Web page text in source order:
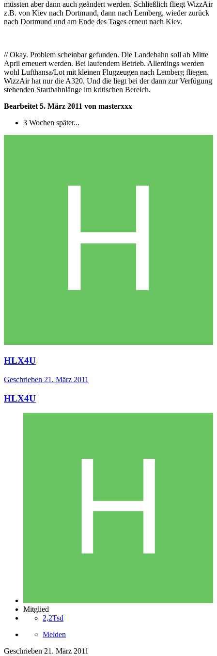
müssten aber dann auch geändert werden. Schließlich fliegt WizzAir
z.B. von Kiev nach Dortmund, dann nach Lemberg, wieder zurück
nach Dortmund und am Ende des Tages erneut nach Kiev.
// Okay. Problem scheinbar gefunden. Die Landebahn soll ab Mitte
April erneuert werden. Bei laufendem Betrieb. Allerdings werden
wohl Lufthansa/Lot mit kleinen Flugzeugen nach Lemberg fliegen.
WizzAir hat nur die A320. Und die liegt bei der dann zur Verfügung
stehenden Startbahnlänge im kritischen Bereich.
Bearbeitet 5. März 2011 von masterxxx
3 Wochen später...
HLX4U
Geschrieben 21. März 2011
HLX4U
Mitglied
2,2Tsd
Melden
Geschrieben 21. März 2011